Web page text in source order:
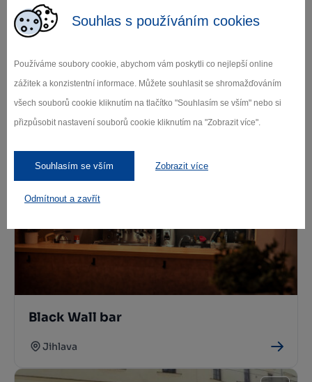
Souhlas s používáním cookies
Používáme soubory cookie, abychom vám poskytli co nejlepší online
zážitek a konzistentní informace. Můžete souhlasit se shromažďováním
všech souborů cookie kliknutím na tlačítko "Souhlasím se vším" nebo si
přizpůsobit nastavení souborů cookie kliknutím na "Zobrazit více".
Souhlasím se vším Zobrazit více
Odmítnout a zavřít
Jihlava
Black Wall bar
Jihlava